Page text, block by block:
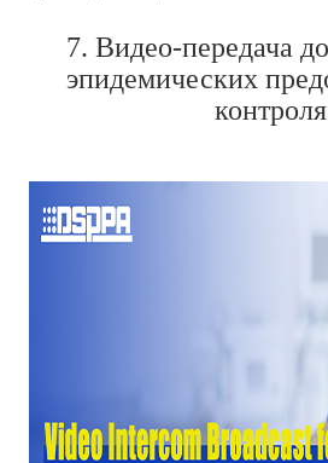
7. Видео-передача
эпидемических
контроля